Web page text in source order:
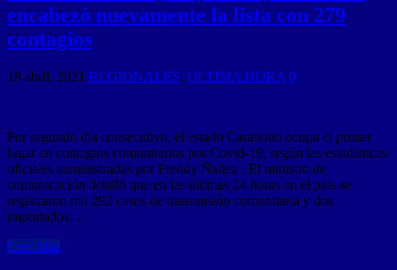
encabezó nuevamente la lista con 279
contagios
18 abril, 2021 REGIONALES, ULTIMA HORA 0
Por segundo día consecutivo, el estado Carabobo ocupa el primer
lugar en contagios comunitarios por Covid-19, según las estadísticas
oficiales suministradas por Freddy Ñañez . El ministro de
comunicación detalló que en las últimas 24 horas en el país se
registraron mil 292 casos de transmisión comunitaria y dos
importados. …
Leer Mas